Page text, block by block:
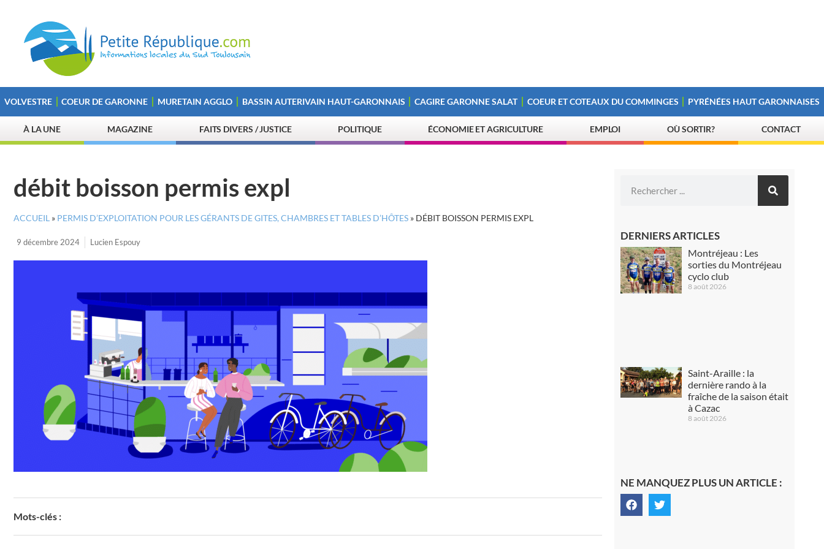
VOLVESTRE COEUR DE GARONNE MURETAIN AGGLO BASSIN AUTERIVAIN HAUT-GARONNAIS CAGIRE GARONNE SALAT COEUR ET COTEAUX DU COMMINGES PYRÉNÉES HAUT GARONNAISES
À LA UNE MAGAZINE FAITS DIVERS / JUSTICE POLITIQUE ÉCONOMIE ET AGRICULTURE EMPLOI OÙ SORTIR? CONTACT
débit boisson permis expl
ACCUEIL » PERMIS D’EXPLOITATION POUR LES GÉRANTS DE GITES, CHAMBRES ET TABLES D’HÔTES » DÉBIT BOISSON PERMIS EXPL
9 décembre 2024 Lucien Espouy
Mots-clés :
DERNIERS ARTICLES
Montréjeau : Les
sorties du Montréjeau
cyclo club
8 août 2026
Saint-Araille : la
dernière rando à la
fraîche de la saison était
à Cazac
8 août 2026
NE MANQUEZ PLUS UN ARTICLE :